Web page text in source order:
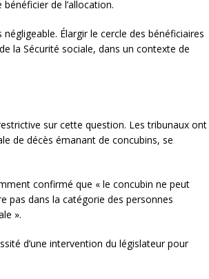
de l’allocation.
négligeable. Élargir le cercle des bénéficiaires
la Sécurité sociale, dans un contexte de
sur cette question. Les tribunaux ont
de décès émanant de concubins, se
confirmé que « le concubin ne peut
pas dans la catégorie des personnes
».
d’une intervention du législateur pour